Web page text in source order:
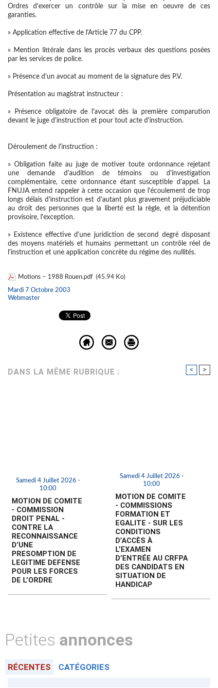
Ordres d'exercer un contrôle sur la mise en oeuvre de ces
garanties.
» Application effective de l'Article 77 du CPP.
» Mention littérale dans les procès verbaux des questions posées
par les services de police.
» Présence d'un avocat au moment de la signature des P.V.
Présentation au magistrat instructeur :
» Présence obligatoire de l'avocat dès la première comparution
devant le juge d'instruction et pour tout acte d'instruction.
Déroulement de l'instruction :
» Obligation faite au juge de motiver toute ordonnance rejetant
une demande d'audition de témoins ou d'investigation
complémentaire, cette ordonnance étant susceptible d'appel. La
FNUJA entend rappeler à cette occasion que l'écoulement de trop
longs délais d'instruction est d'autant plus gravement préjudiciable
au droit des personnes que la liberté est la règle, et la détention
provisoire, l'exception.
» Existence effective d'une juridiction de second degré disposant
des moyens matériels et humains permettant un contrôle réel de
l'instruction et une application concrète du régime des nullités.
Motions – 1988 Rouen.pdf (45.94 Ko)
Mardi 7 Octobre 2003
Webmaster
DANS LA MÊME RUBRIQUE : < >
Samedi 4 Juillet 2026 -
10:00
MOTION DE COMITE
- COMMISSION
DROIT PENAL -
CONTRE LA
RECONNAISSANCE
D’UNE
PRESOMPTION DE
LEGITIME DEFENSE
POUR LES FORCES
DE L’ORDRE
Samedi 4 Juillet 2026 -
10:00
MOTION DE COMITE
- COMMISSIONS
FORMATION ET
EGALITE - SUR LES
CONDITIONS
D’ACCÈS À
L’EXAMEN
D’ENTRÉE AU CRFPA
DES CANDIDATS EN
SITUATION DE
HANDICAP
Petites annonces
RÉCENTES CATÉGORIES